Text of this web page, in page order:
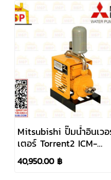
Mitsubishi ปั๊มน้ำอินเว
เตอร์ Torrent2 ICM-
C370VT 5HP 380V ท่อ
2"x 2"
40,950.00 ฿